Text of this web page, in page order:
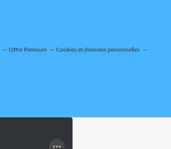
Offre Premium Cookies et données personnelles